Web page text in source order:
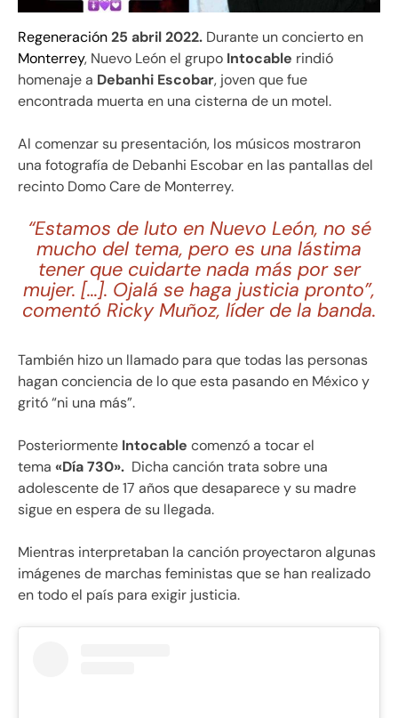
Regeneración25 abril 2022. Durante un concierto en
Monterrey, Nuevo León el grupo Intocable rindió
homenaje a Debanhi Escobar, joven que fue
encontrada muerta en una cisterna de un motel.
Al comenzar su presentación, los músicos mostraron
una fotografía de Debanhi Escobar en las pantallas del
recinto Domo Care de Monterrey.
“Estamos de luto en Nuevo León, no sé
mucho del tema, pero es una lástima
tener que cuidarte nada más por ser
mujer. […]. Ojalá se haga justicia pronto”,
comentó Ricky Muñoz, líder de la banda.
También hizo un llamado para que todas las personas
hagan conciencia de lo que esta pasando en México y
gritó “ni una más”.
Posteriormente Intocable comenzó a tocar el
tema «Día 730». Dicha canción trata sobre una
adolescente de 17 años que desaparece y su madre
sigue en espera de su llegada.
Mientras interpretaban la canción proyectaron algunas
imágenes de marchas feministas que se han realizado
en todo el país para exigir justicia.